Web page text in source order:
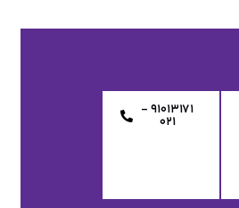
91013171 -
021